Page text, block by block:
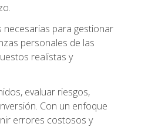
necesarias para gestionar
personales de las
realistas y
evaluar riesgos,
Con un enfoque
errores costosos y